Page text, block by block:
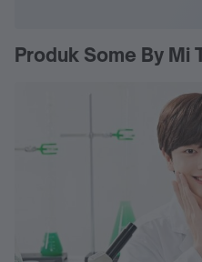
Produk Some By Mi